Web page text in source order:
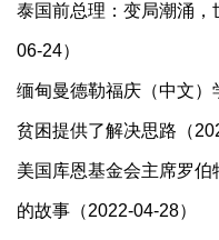
泰国前总理：变局潮涌，
06-24）
缅甸曼德勒福庆（中文
贫困提供了解决思路（
美国库恩基金会主席罗伯
的故事（2022-04-28）